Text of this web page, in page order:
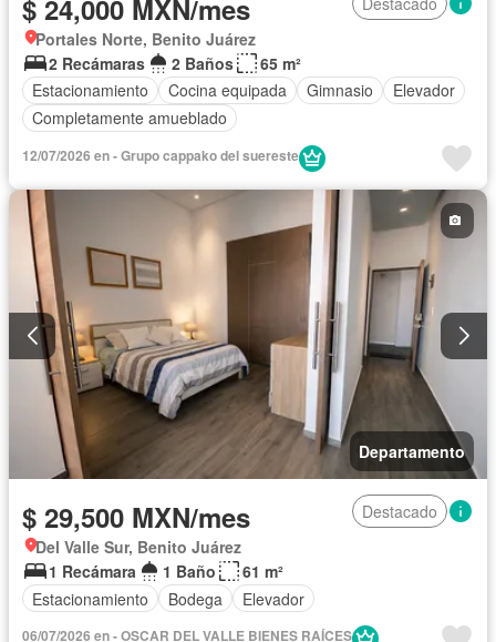
$ 24,000 MXN/mes
Portales Norte, Benito Juárez
2 Recámaras
2 Baños
65 m²
Estacionamiento
Cocina equipada Gimnasio
Elevador
Completamente amueblado
12/07/2026 en - Grupo cappako del suereste
Departamento
$ 29,500 MXN/mes
Destacado
Del Valle Sur, Benito Juárez
1 Recámara
1 Baño
61 m²
Estacionamiento
Bodega Elevador
06/07/2026 en - OSCAR DEL VALLE BIENES RAÍCES